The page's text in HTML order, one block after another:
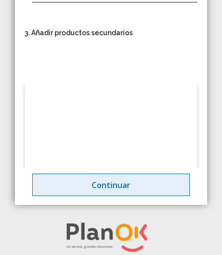
3. Añadir productos secundarios